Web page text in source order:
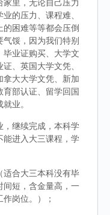
里，无论自己压力
的压力、课程难、
困难等等都会压倒
馁，因为我们特别
毕业证购买、大学文
、英国大学文凭、
拿大大学文凭、新加
部认证、留学回国
业。
，继续完成，本科学
能进入大三课程，学
适合大三本科没有毕
间短，含金量高，一
岗位。）；